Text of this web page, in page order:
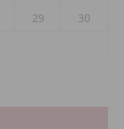
29
30